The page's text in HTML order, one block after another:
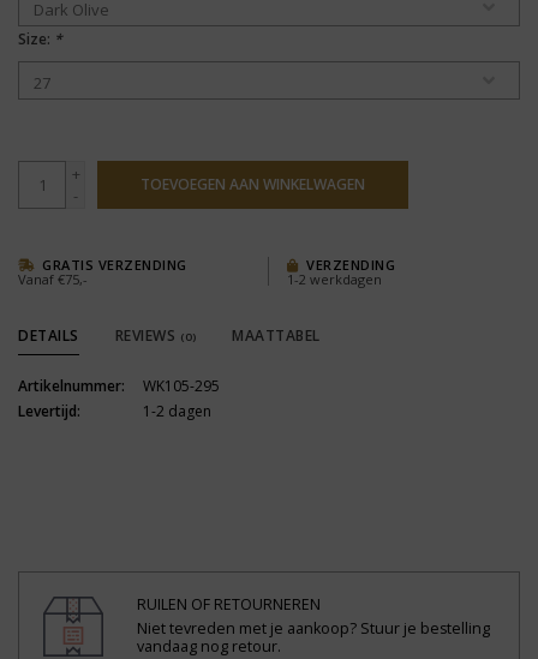
Size: *
+
-
TOEVOEGEN AAN WINKELWAGEN
GRATIS VERZENDING
Vanaf €75,-
VERZENDING
1-2 werkdagen
DETAILS REVIEWS (0) MAATTABEL
Artikelnummer:
WK105-295
Levertijd:
1-2 dagen
RUILEN OF RETOURNEREN
Niet tevreden met je aankoop? Stuur je bestelling
vandaag nog retour.